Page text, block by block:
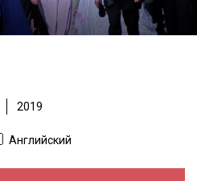
2019
Английский